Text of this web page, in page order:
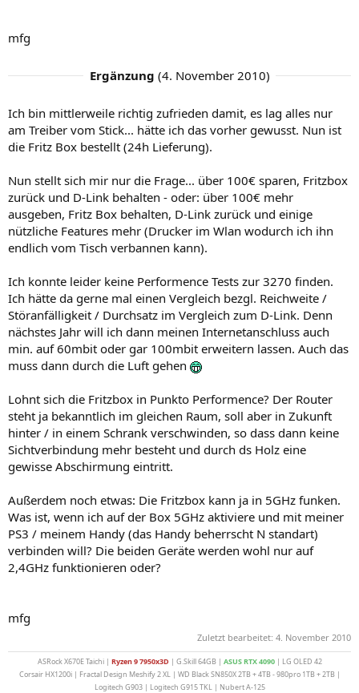
mfg
Ergänzung (4. November 2010)
Ich bin mittlerweile richtig zufrieden damit, es lag alles nur
am Treiber vom Stick... hätte ich das vorher gewusst. Nun ist
die Fritz Box bestellt (24h Lieferung).
Nun stellt sich mir nur die Frage... über 100€ sparen, Fritzbox
zurück und D-Link behalten - oder: über 100€ mehr
ausgeben, Fritz Box behalten, D-Link zurück und einige
nützliche Features mehr (Drucker im Wlan wodurch ich ihn
endlich vom Tisch verbannen kann).
Ich konnte leider keine Performence Tests zur 3270 finden.
Ich hätte da gerne mal einen Vergleich bezgl. Reichweite /
Störanfälligkeit / Durchsatz im Vergleich zum D-Link. Denn
nächstes Jahr will ich dann meinen Internetanschluss auch
min. auf 60mbit oder gar 100mbit erweitern lassen. Auch das
muss dann durch die Luft gehen
Lohnt sich die Fritzbox in Punkto Performence? Der Router
steht ja bekanntlich im gleichen Raum, soll aber in Zukunft
hinter / in einem Schrank verschwinden, so dass dann keine
Sichtverbindung mehr besteht und durch ds Holz eine
gewisse Abschirmung eintritt.
Außerdem noch etwas: Die Fritzbox kann ja in 5GHz funken.
Was ist, wenn ich auf der Box 5GHz aktiviere und mit meiner
PS3 / meinem Handy (das Handy beherrscht N standart)
verbinden will? Die beiden Geräte werden wohl nur auf
2,4GHz funktionieren oder?
mfg
Zuletzt bearbeitet: 4. November 2010
ASRock X670E Taichi | Ryzen 9 7950x3D | G.Skill 64GB | ASUSRTX 4090| LG OLED 42
Corsair HX1200i | Fractal Design Meshify 2 XL | WD Black SN850X 2TB + 4TB - 980pro 1TB + 2TB |
Logitech G903 | Logitech G915 TKL | Nubert A-125